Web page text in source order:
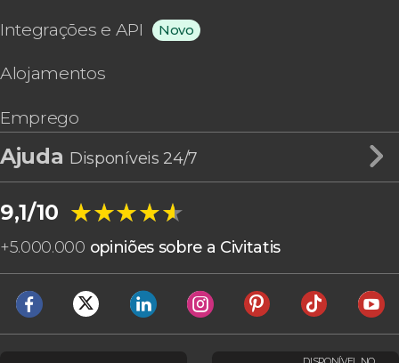
Integrações e API Novo
Alojamentos
Emprego
Ajuda Disponíveis 24/7
9,1/10 ★★★★★
★★★★★
+5.000.000 opiniões sobre a Civitatis